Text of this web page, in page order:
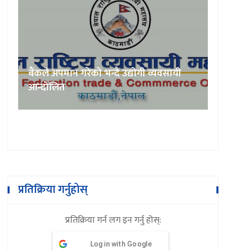
बैंकले अपमान गरेको भन्दै उद्योगी व्यवसायी
आन्दोलित
प्रतिक्रिया गर्नुहोस्
प्रतिक्रिया गर्न लग इन गर्नु होस्:
Log in with Google